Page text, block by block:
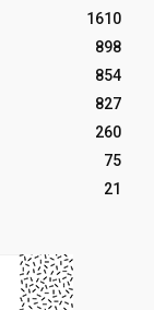
1610
898
854
827
260
75
21